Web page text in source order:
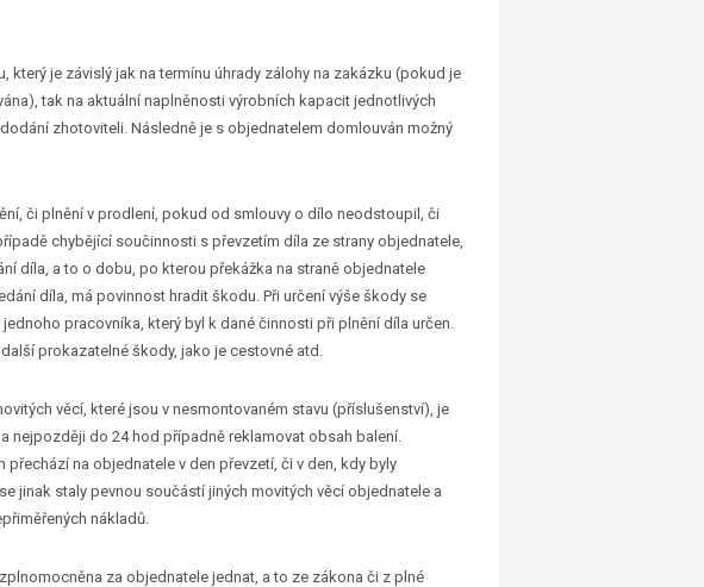
který je závislý jak na termínu úhrady zálohy na zakázku (pokud je
tak na aktuální naplněnosti výrobních kapacit jednotlivých
zhotoviteli. Následně je s objednatelem domlouván možný
či plnění v prodlení, pokud od smlouvy o dílo neodstoupil, či
chybějící součinnosti s převzetím díla ze strany objednatele,
díla, a to o dobu, po kterou překážka na straně objednatele
díla, má povinnost hradit škodu. Při určení výše škody se
pracovníka, který byl k dané činnosti při plnění díla určen.
prokazatelné škody, jako je cestovné atd.
věcí, které jsou v nesmontovaném stavu (příslušenství), je
nejpozději do 24 hod případně reklamovat obsah balení.
na objednatele v den převzetí, či v den, kdy byly
jinak staly pevnou součástí jiných movitých věcí objednatele a
nákladů.
za objednatele jednat, a to ze zákona či z plné